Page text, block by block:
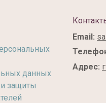
данных
защиты
Email:
Адрес: